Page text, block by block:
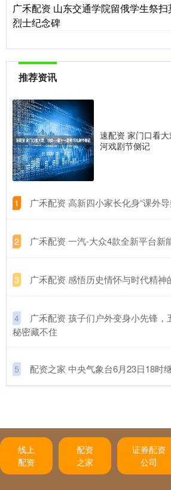
广禾配资 山东交通学院留俄学生祭
烈士纪念碑
推荐资讯
速配资 家门口看
河戏剧节侧记
1 广禾配资 高新四小家长化身“课外
2 广禾配资 一汽-大众4款全新平台新
3 广禾配资 感悟历史情怀与时代精神
4
广禾配资 孩子们户外变身小先锋
秘密藏不住
5 配资之家 中央气象台6月23日18时
线上
配资
配资
之家
证券配资
公司